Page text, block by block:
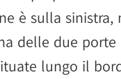
è sulla sinistra,
delle due porte
lungo il